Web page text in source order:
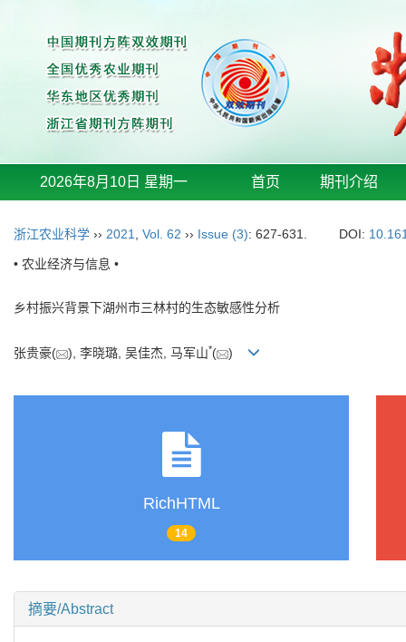
2026年8月10日 星期一 首页 期刊介绍
浙江农业科学 ›› 2021 Vol. 62 ›› Issue (3): 627-631. DOI:
• 农业经济与信息 •
乡村振兴背景下湖州市三林村的生态敏感性分析
张贵豪( ), 李晓璐, 吴佳杰, 马军山*( )
RichHTML
14
摘要/Abstract